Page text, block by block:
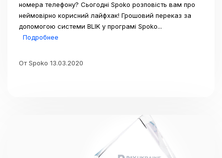
номера телефону? Сьогодні Spoko розповість вам про
неймовірно корисний лайфхак! Грошовий переказ за
допомогою системи BLIK у програмі Spoko...
Подробнее
От Spoko 13.03.2020